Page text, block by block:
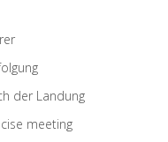
der Landung
meeting